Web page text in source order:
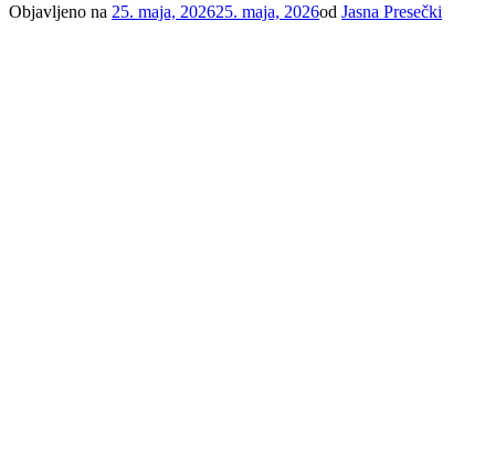
Objavljeno na 25. maja, 202625. maja, 2026od Jasna Presečki